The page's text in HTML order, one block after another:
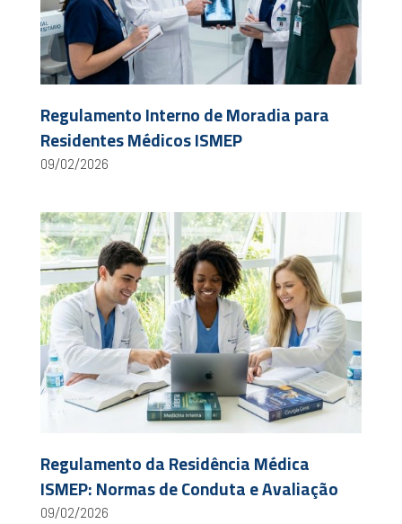
Regulamento Interno de Moradia para
Residentes Médicos ISMEP
09/02/2026
Regulamento da Residência Médica
ISMEP: Normas de Conduta e Avaliação
09/02/2026